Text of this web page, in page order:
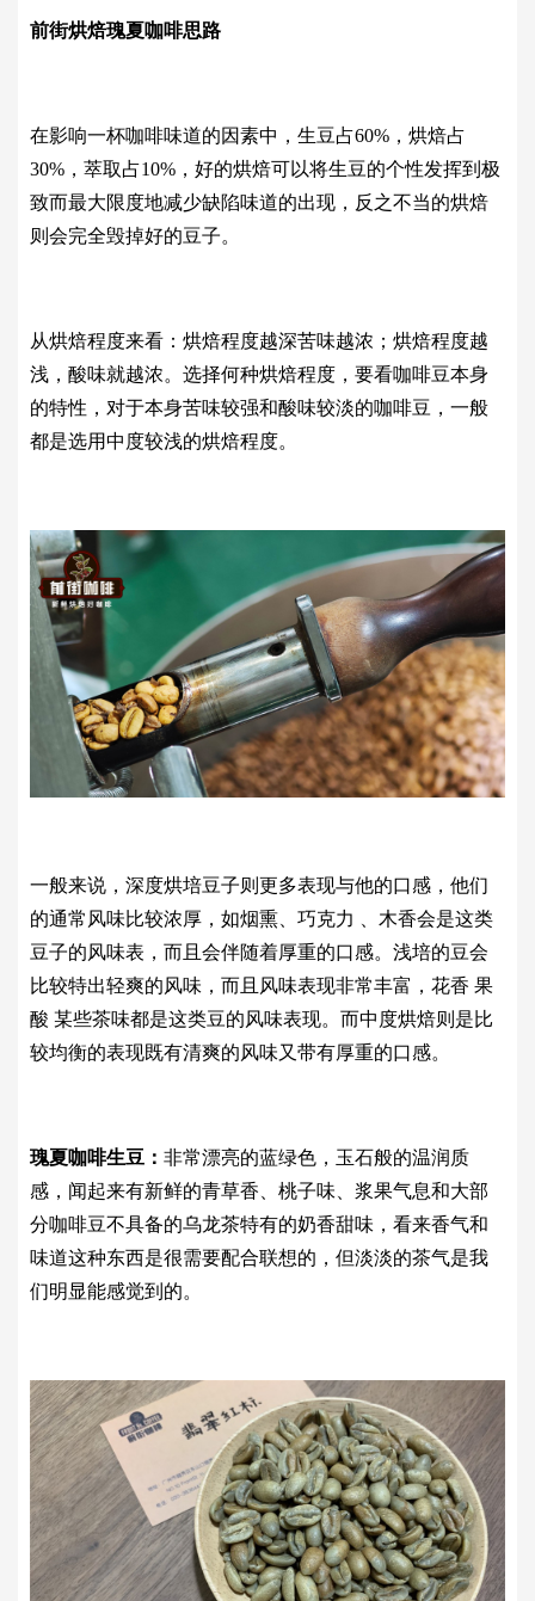
前街烘焙瑰夏咖啡思路
在影响一杯咖啡味道的因素中，生豆占60%，烘焙占
30%，萃取占10%，好的烘焙可以将生豆的个性发挥到极
致而最大限度地减少缺陷味道的出现，反之不当的烘焙
则会完全毁掉好的豆子。
从烘焙程度来看：烘焙程度越深苦味越浓；烘焙程度越
浅，酸味就越浓。选择何种烘焙程度，要看咖啡豆本身
的特性，对于本身苦味较强和酸味较淡的咖啡豆，一般
都是选用中度较浅的烘焙程度。
一般来说，深度烘培豆子则更多表现与他的口感，他们
的通常风味比较浓厚，如烟熏、巧克力 、木香会是这类
豆子的风味表，而且会伴随着厚重的口感。浅培的豆会
比较特出轻爽的风味，而且风味表现非常丰富，花香 果
酸 某些茶味都是这类豆的风味表现。而中度烘焙则是比
较均衡的表现既有清爽的风味又带有厚重的口感。
瑰夏咖啡生豆： 非常漂亮的蓝绿色，玉石般的温润质
感，闻起来有新鲜的青草香、桃子味、浆果气息和大部
分咖啡豆不具备的乌龙茶特有的奶香甜味，看来香气和
味道这种东西是很需要配合联想的，但淡淡的茶气是我
们明显能感觉到的。